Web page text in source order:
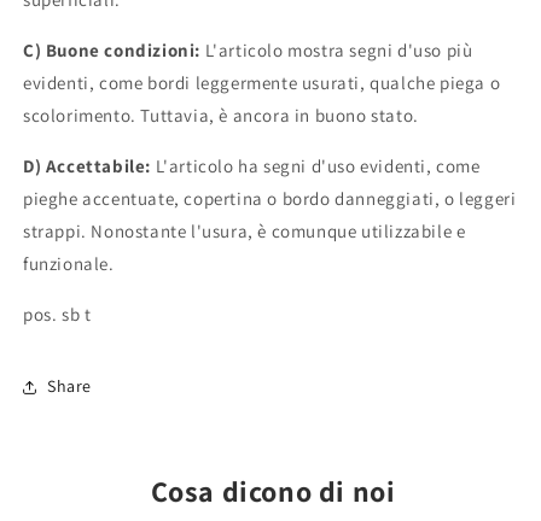
C) Buone condizioni: L'articolo mostra segni d'uso più
evidenti, come bordi leggermente usurati, qualche piega o
scolorimento. Tuttavia, è ancora in buono stato.
D) Accettabile: L'articolo ha segni d'uso evidenti, come
pieghe accentuate, copertina o bordo danneggiati, o leggeri
strappi. Nonostante l'usura, è comunque utilizzabile e
funzionale.
pos. sb t
Share
Cosa dicono di noi